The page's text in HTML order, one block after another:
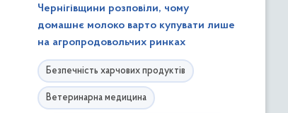
Чернігівщини розповіли, чому
домашнє молоко варто купувати лише
на агропродовольчих ринках
Безпечність харчових продуктів
Ветеринарна медицина